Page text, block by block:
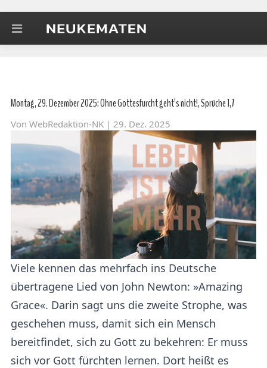
Montag, 29. Dezember 2025: Ohne Gottesfurcht geht’s nicht!, Sprüche 1,7
Von WebRedaktion-NK | 29. Dez. 2025
Viele kennen das mehrfach ins Deutsche
übertragene Lied von John Newton: »Amazing
Grace«. Darin sagt uns die zweite Strophe, was
geschehen muss, damit sich ein Mensch
bereitfindet, sich zu Gott zu bekehren: Er muss
sich vor Gott fürchten lernen. Dort heißt es